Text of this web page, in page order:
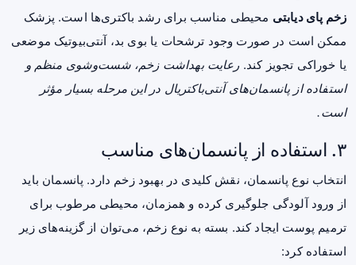
زخم پای دیابتی محیطی مناسب برای رشد باکتری‌ها است. پزشک
ممکن است در صورت وجود ترشحات یا بوی بد، آنتی‌بیوتیک موضعی
یا خوراکی تجویز کند. رعایت بهداشت زخم، شست‌وشوی منظم و
استفاده از پانسمان‌های آنتی‌باکتریال در این مرحله بسیار مؤثر
است.
۳. استفاده از پانسمان‌های مناسب
انتخاب نوع پانسمان، نقش کلیدی در بهبود زخم دارد. پانسمان باید
از ورود آلودگی جلوگیری کرده و همزمان، محیطی مرطوب برای
ترمیم پوست ایجاد کند. بسته به نوع زخم، می‌توان از گزینه‌های زیر
استفاده کرد: